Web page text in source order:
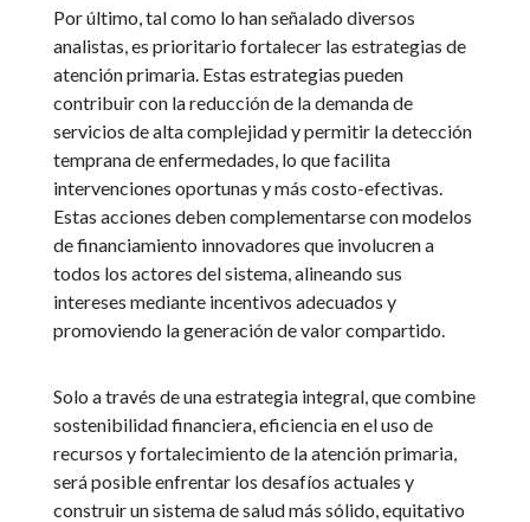
Por último, tal como lo han señalado diversos
analistas, es prioritario fortalecer las estrategias de
atención primaria. Estas estrategias pueden
contribuir con la reducción de la demanda de
servicios de alta complejidad y permitir la detección
temprana de enfermedades, lo que facilita
intervenciones oportunas y más costo-efectivas.
Estas acciones deben complementarse con modelos
de financiamiento innovadores que involucren a
todos los actores del sistema, alineando sus
intereses mediante incentivos adecuados y
promoviendo la generación de valor compartido.
Solo a través de una estrategia integral, que combine
sostenibilidad financiera, eficiencia en el uso de
recursos y fortalecimiento de la atención primaria,
será posible enfrentar los desafíos actuales y
construir un sistema de salud más sólido, equitativo